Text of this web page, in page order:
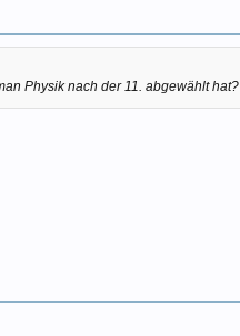
Physik nach der 11. abgewählt hat?